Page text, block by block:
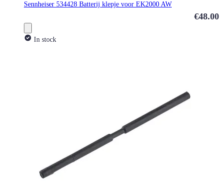
Sennheiser 534428 Batterij klepje voor EK2000 AW
€48.00
In stock